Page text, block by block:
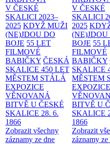
V ČESKÉ
SKALICI 2023–
2025 KDYŽ MUŽI
(NE)JDOU DO
BOJE 55 LET
FILMOVÉ
BABIČKY ČESKÁ
SKALICE 450 LET
MĚSTEM STÁLÁ
EXPOZICE
VĚNOVANÁ
BITVĚ U ČESKÉ
SKALICE 28. 6.
1866
Zobrazit všechny
záznamy ze dne
V ČESKÉ
SKALICI
2025
(NE)JDOU
BOJE 55
FILMOVÉ
BABIČKY
SKALICE
MĚSTEM
EXPOZICE
BITVĚ U
SKALICE
1866
Zobrazit
záznamy ze